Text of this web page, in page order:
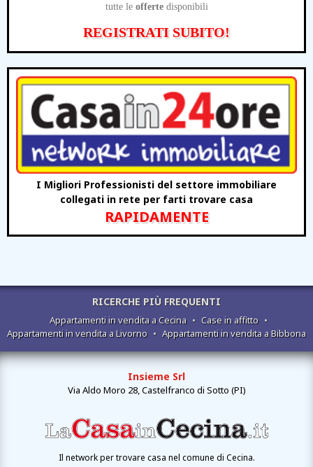
tutte le offertedisponibili
REGISTRATI SUBITO!
I Migliori Professionisti del settore immobiliare
collegati in rete per farti trovare casa
RAPIDAMENTE
RICERCHE PIÙ FREQUENTI
Appartamenti in vendita a Cecina • Case in affitto •
Appartamenti in vendita a Livorno • Appartamenti in vendita a Bibbona
Insieme Srl
Via Aldo Moro 28, Castelfranco di Sotto (PI)
Il network per trovare casa nel comune di Cecina.